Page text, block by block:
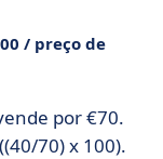
/ preço de
por €70.
70) x 100).